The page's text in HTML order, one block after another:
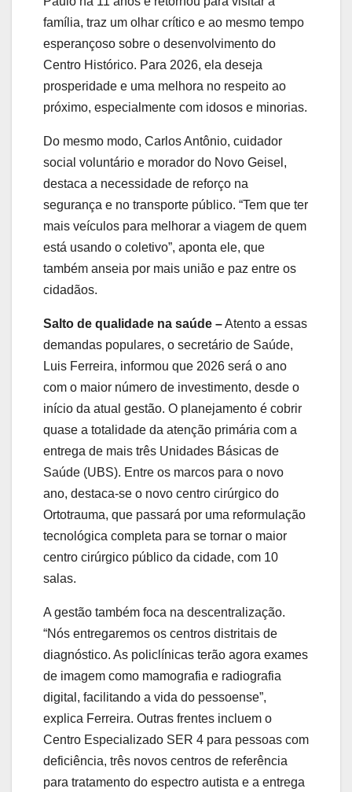
família, traz um olhar crítico e ao mesmo tempo
esperançoso sobre o desenvolvimento do
Centro Histórico. Para 2026, ela deseja
prosperidade e uma melhora no respeito ao
próximo, especialmente com idosos e minorias.
Do mesmo modo, Carlos Antônio, cuidador
social voluntário e morador do Novo Geisel,
destaca a necessidade de reforço na
segurança e no transporte público. “Tem que ter
mais veículos para melhorar a viagem de quem
está usando o coletivo”, aponta ele, que
também anseia por mais união e paz entre os
cidadãos.
Salto de qualidade na saúde –Atento a essas
demandas populares, o secretário de Saúde,
Luis Ferreira, informou que 2026 será o ano
com o maior número de investimento, desde o
início da atual gestão. O planejamento é cobrir
quase a totalidade da atenção primária com a
entrega de mais três Unidades Básicas de
Saúde (UBS). Entre os marcos para o novo
ano, destaca-se o novo centro cirúrgico do
Ortotrauma, que passará por uma reformulação
tecnológica completa para se tornar o maior
centro cirúrgico público da cidade, com 10
salas.
A gestão também foca na descentralização.
“Nós entregaremos os centros distritais de
diagnóstico. As policlínicas terão agora exames
de imagem como mamografia e radiografia
digital, facilitando a vida do pessoense”,
explica Ferreira. Outras frentes incluem o
Centro Especializado SER 4 para pessoas com
deficiência, três novos centros de referência
para tratamento do espectro autista e a entrega